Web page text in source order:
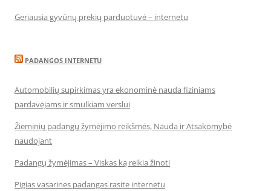
Geriausia gyvūnų prekių parduotuvė – internetu
PADANGOS INTERNETU
Automobilių supirkimas yra ekonominė nauda fiziniams
pardavėjams ir smulkiam verslui
Žieminių padangų žymėjimo reikšmės, Nauda ir Atsakomybė
naudojant
Padangų žymėjimas – Viskas ką reikia žinoti
Pigias vasarines padangas rasite internetu